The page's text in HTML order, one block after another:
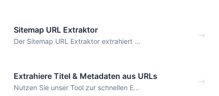
Sitemap URL Extraktor
Der Sitemap URL Extraktor extrahiert ...
Extrahiere Titel & Metadaten aus URLs
Nutzen Sie unser Tool zur schnellen E...